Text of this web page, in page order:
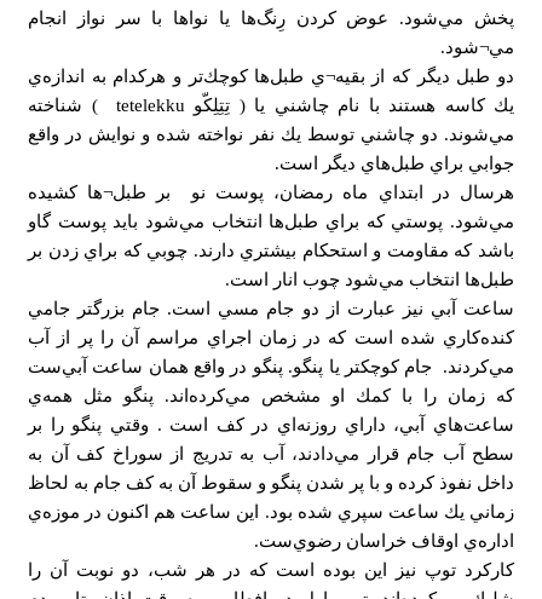
پخش مي‌شود. عوض كردن رِنگ‌ها يا نواها با سر نواز انجام
مي¬شود.
دو طبل ديگر كه از بقيه¬ي طبل‌ها كوچك‌تر و هركدام به اندازه‌ي
يك كاسه هستند با نام چاشني يا ( تِتِلِكّو tetelekku ) شناخته
مي‌شوند. دو چاشني توسط يك نفر نواخته شده و نوايش در واقع
جوابي براي طبل‌هاي ديگر است.
هرسال در ابتداي ماه رمضان، پوست نو بر طبل¬‌ها كشيده
مي‌شود. پوستي كه براي طبل‌ها انتخاب مي‌شود بايد پوست گاو
باشد كه مقاومت و استحكام بيشتري دارند. چوبي كه براي زدن بر
طبل‌ها انتخاب مي‌شود چوب انار است.
ساعت آبي نيز عبارت از دو جام مسي است. جام بزرگتر جامي
كنده‌كاري شده است كه در زمان اجراي مراسم آن را پر از آب
مي‌كردند. جام كوچكتر يا پنگو. پنگو در واقع همان ساعت آبي‌ست
كه زمان را با كمك او مشخص مي‌كرده‌اند. پنگو مثل همه‌ي
ساعت‌هاي آبي، داراي روزنه‌اي در كف است . وقتي پنگو را بر
سطح آب جام قرار مي‌دادند، آب به تدريج از سوراخ كف آن به
داخل نفوذ كرده و با پر شدن پنگو و سقوط آن به كف جام به لحاظ
زماني يك ساعت سپري شده بود. اين ساعت هم اكنون در موزه‌ي
اداره‌ي اوقاف خراسان رضوي‌ست.
كاركرد توپ نيز اين بوده است كه در هر شب، دو نوبت آن را